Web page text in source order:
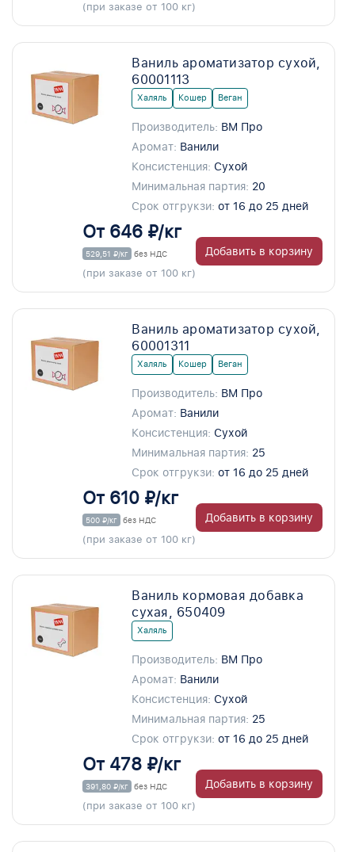
(при заказе от 100 кг)
Ваниль ароматизатор сухой,
60001113
Халяль Кошер Веган
Производитель: ВМ Про
Аромат: Ванили
Консистенция: Сухой
Минимальная партия: 20
Срок отгрукзи: от 16 до 25 дней
От 646 ₽/кг
529,51 ₽/кг без НДС
(при заказе от 100 кг)
Добавить в корзину
Ваниль ароматизатор сухой,
60001311
Халяль Кошер Веган
Производитель: ВМ Про
Аромат: Ванили
Консистенция: Сухой
Минимальная партия: 25
Срок отгрукзи: от 16 до 25 дней
От 610 ₽/кг
500 ₽/кг без НДС
(при заказе от 100 кг)
Добавить в корзину
Ваниль кормовая добавка
сухая, 650409
Халяль
Производитель: ВМ Про
Аромат: Ванили
Консистенция: Сухой
Минимальная партия: 25
Срок отгрукзи: от 16 до 25 дней
От 478 ₽/кг
391,80 ₽/кг без НДС
(при заказе от 100 кг)
Добавить в корзину